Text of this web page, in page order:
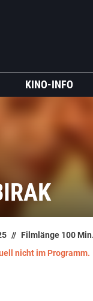
KINO-INFO
bis:?
Filmlänge 100 Min.
nicht im Programm.